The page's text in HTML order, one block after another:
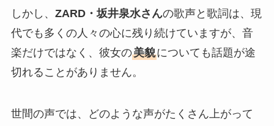
しかし、 ZARD・坂井泉水さんの歌声と歌詞は、現
代でも多くの人々の心に残り続けていますが、音
楽だけではなく、彼女の美貌についても話題が途
切れることがありません。
世間の声では、どのような声がたくさん上がって